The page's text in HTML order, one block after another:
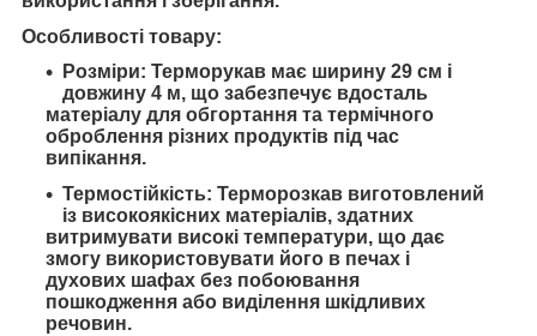
Особливості товару:
Розміри: Терморукав має ширину 29 см і
довжину 4 м, що забезпечує вдосталь
матеріалу для обгортання та термічного
оброблення різних продуктів під час
випікання.
Термостійкість: Терморозкав виготовлений
із високоякісних матеріалів, здатних
витримувати високі температури, що дає
змогу використовувати його в печах і
духових шафах без побоювання
пошкодження або виділення шкідливих
речовин.